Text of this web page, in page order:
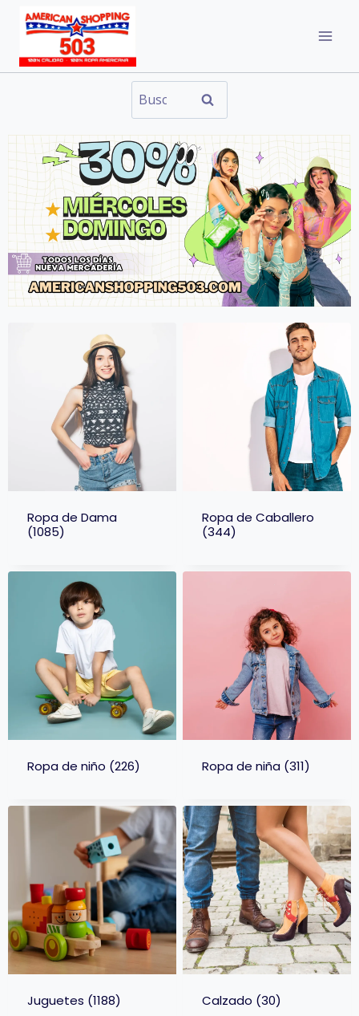
Ropa de Dama
(1085)
Ropa de Caballero
(344)
Ropa de niño (226) Ropa de niña (311)
Juguetes (1188) Calzado (30)